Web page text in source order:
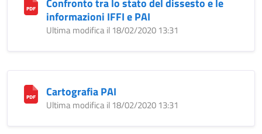
Confronto tra lo stato del dissesto e le
informazioni IFFI e PAI
Ultima modifica il 18/02/2020 13:31
Cartografia PAI
Ultima modifica il 18/02/2020 13:31